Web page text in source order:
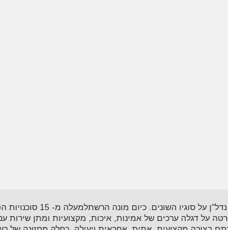
רשת "אל-הנכס" נוסדה בשנת
על דגלה ערכים של אמינות, איכות, מקצועיות ומתן שירות